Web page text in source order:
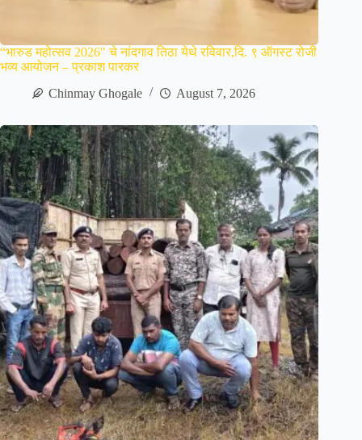
“भारुड महोत्सव 2026″ चे नांदगाव तिठा येथे रविवार,दि. ९ ऑगस्ट रोजी
भव्य आयोजन – प्रकाश पारकर
Chinmay Ghogale
August 7, 2026